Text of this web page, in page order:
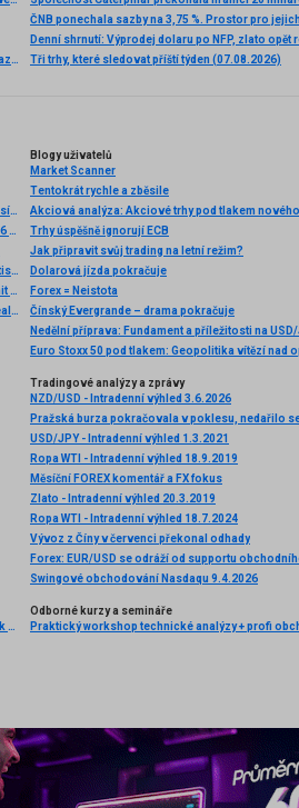
Akciová analýza: Výsledky McDonald’s nepotěšily, ale ani neurazily. Jakou vizi společnost prezentovala?
Denní shrnutí: Výprodej dolaru po NFP, zlato opět
Tři trhy, které sledovat příští týden (07.08.2026)
Technická analýza - Eurodolar je zpět u 1,2400 EURUSD a pokusí se navázat na včerejší úspěch
Ranní shrnutí 📈 Růsty na burzách, USDJPY nejníže od roku 1986 (30.06.2026)
USA: Zásoby surové ropy podle EIA k 7. únoru vzrostly o 4070 tis. barelů
Nokia a Nvidia mění budoucnost: Nová technologie může změnit fungování mobilních sítí 🤖
Kancelář jako služba: Jak pandemie a hybridní práce změnily realitní trh
Blogy uživatelů
Market Scanner
Tentokrát rychle a zběsile
Akciová analýza: Akciové trhy pod tlakem
Trhy úspěšně ignorují ECB
Jak připravit svůj trading na letní režim?
Dolarová jízda pokračuje
Forex = Neistota
Čínský Evergrande – drama pokračuje
Nedělní příprava: Fundament a příležitosti na USD/
Euro Stoxx 50 pod tlakem: Geopolitika vítězí nad
Tradingové analýzy a zprávy
NZD/USD - Intradenní výhled 3.6.2026
USD/JPY - Intradenní výhled 1.3.2021
Ropa WTI - Intradenní výhled 18.9.2019
Měsíční FOREX komentář a FX fokus
Zlato - Intradenní výhled 20.3.2019
Ropa WTI - Intradenní výhled 18.7.2024
Vývoz z Číny v červenci překonal odhady
Forex: EUR/USD se odráží od supportu
Swingové obchodování Nasdaqu 9.4.2026
Světový bestseller o tradingu v češtině! Úspěšní obchodníci: Jak běžní lidé porážejí Wall Street v jeho vlastní hře
Odborné kurzy a semináře